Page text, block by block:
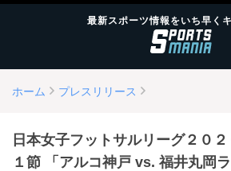
最新スポーツ情報をいち早く
ホーム プレスリリース
日本女子フットサルリーグ２０
１節 「アルコ神戸 vs. 福井丸岡